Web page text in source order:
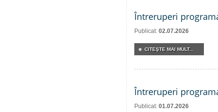
Întreruperi
Publicat: 02.07.2026
CITEŞTE MAI MULT...
Întreruperi
Publicat: 01.07.2026